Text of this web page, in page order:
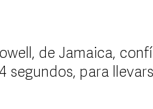
de Jamaica,
segundos, para